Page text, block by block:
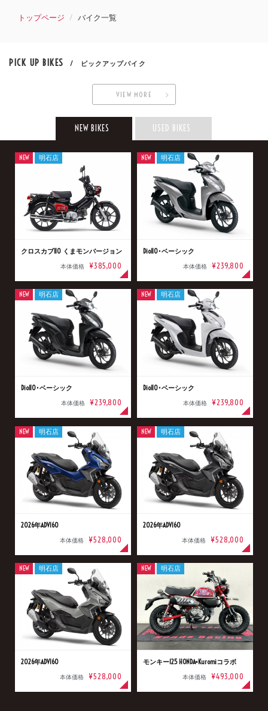
トップページ バイク一覧
PICK UP BIKES / ピックアップバイク
VIEW MORE
NEW BIKES USED BIKES
クロスカブ110 くまモンバージョン
本体価格 ¥385,000
NEW 明石店
Dio110･ベーシック
本体価格 ¥239,800
NEW 明石店
Dio110･ベーシック
本体価格 ¥239,800
NEW 明石店
Dio110･ベーシック
本体価格 ¥239,800
NEW 明石店
2026年ADV160
本体価格 ¥528,000
NEW 明石店
2026年ADV160
本体価格 ¥528,000
NEW 明石店
2026年ADV160
本体価格 ¥528,000
NEW 明石店
モンキー125 HONDA×Kuromiコラボ
本体価格 ¥493,000
NEW 明石店